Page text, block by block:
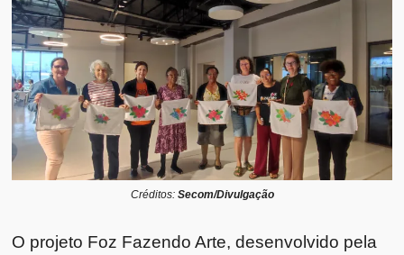
Créditos: Secom/Divulgação
O projeto Foz Fazendo Arte, desenvolvido pela